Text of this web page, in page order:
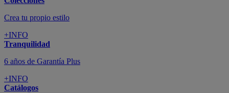
Crea tu propio estilo
+INFO
Tranquilidad
6 años de Garantía Plus
+INFO
Catálogos